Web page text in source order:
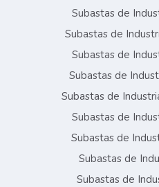
Subastas de
Subastas de
Subastas de
Subastas de
Subastas de
Subastas de
Subastas de
Subastas de
Subastas de